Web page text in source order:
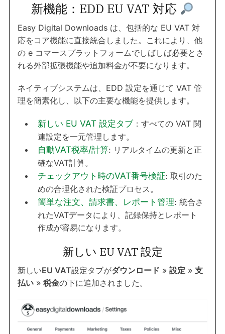
新機能：EDD EU VAT 対応
Easy Digital Downloads は、包括的な EU VAT 対
応をコア機能に直接統合しました。これにより、他
の e コマースプラットフォームでしばしば必要とさ
れる外部拡張機能や追加料金が不要になります。
ネイティブシステムは、EDD 設定を通じて VAT 管
理を簡素化し、以下の主要な機能を提供します。
新しい EU VAT 設定タブ：すべての VAT 関
連設定を一元管理します。
自動VAT税率/計算: リアルタイムの更新と正
確なVAT計算。
チェックアウト時のVAT番号検証: 取引のた
めの合理化された検証プロセス。
簡単な注文、請求書、レポート管理: 統合さ
れたVATデータにより、記録保持とレポート
作成が容易になります。
新しい EU VAT 設定
新しいEU VAT設定タブがダウンロード » 設定 » 支
払い » 税金の下に追加されました。